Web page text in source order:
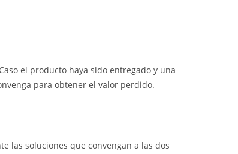
el producto haya sido entregado y una
para obtener el valor perdido.
las soluciones que convengan a las dos